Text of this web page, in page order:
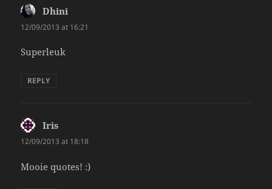
Dhini
12/09/2013 at 16:21
Superleuk
REPLY
Iris
12/09/2013 at 18:18
Mooie quotes! :)